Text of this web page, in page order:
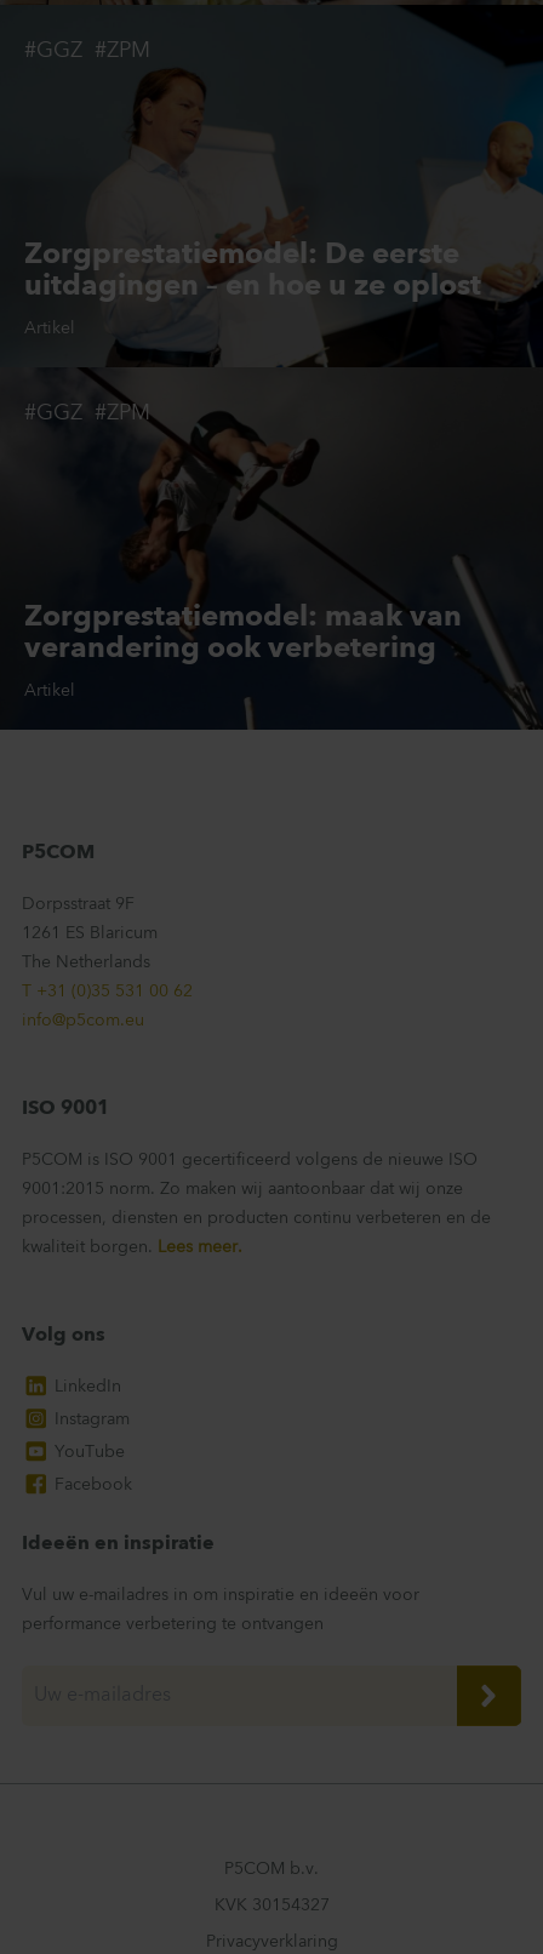
Zorgprestatiemodel: De eerste
uitdagingen – en hoe u ze oplost
Artikel
#GGZ #ZPM
Zorgprestatiemodel: maak van
verandering ook verbetering
Artikel
#GGZ #ZPM
P5COM
Dorpsstraat 9F
1261 ES Blaricum
The Netherlands
T +31 (0)35 531 00 62
info@p5com.eu
ISO 9001
P5COM is ISO 9001 gecertificeerd volgens de nieuwe ISO
9001:2015 norm. Zo maken wij aantoonbaar dat wij onze
processen, diensten en producten continu verbeteren en de
kwaliteit borgen.
Lees meer.
Volg ons
LinkedIn
Instagram
YouTube
Facebook
Ideeën en inspiratie
Vul uw e-mailadres in om inspiratie en ideeën voor
performance verbetering te ontvangen
P5COM b.v.
KVK 30154327
Privacyverklaring